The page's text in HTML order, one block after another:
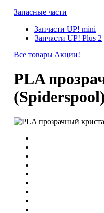
Запасные части
Запчасти UP! mini
Запчасти UP! Plus 2
Все товары Акции!
PLA
(Spiderspool)